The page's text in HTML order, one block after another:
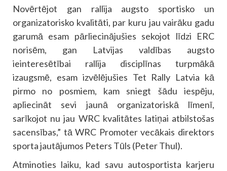
Novērtējot gan rallija augsto sportisko un
organizatorisko kvalitāti, par kuru jau vairāku gadu
garumā esam pārliecinājušies sekojot līdzi ERC
norisēm, gan Latvijas valdības augsto
ieinteresētībai rallija disciplīnas turpmākā
izaugsmē, esam izvēlējušies Tet Rally Latvia kā
pirmo no posmiem, kam sniegt šādu iespēju,
apliecināt sevi jaunā organizatoriskā līmenī,
sarīkojot nu jau WRC kvalitātes latiņai atbilstošas
sacensības,” tā WRC Promoter vecākais direktors
sporta jautājumos Peters Tūls (Peter Thul).
Atminoties laiku, kad savu autosportista karjeru